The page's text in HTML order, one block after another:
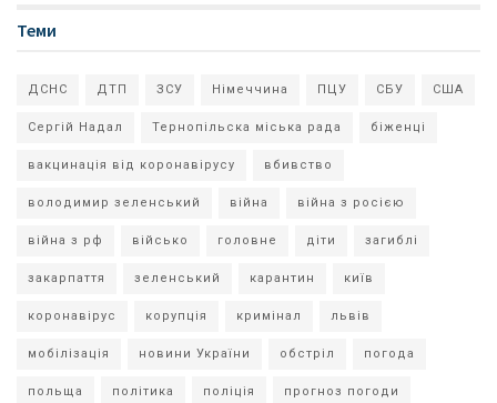
Теми
ДСНС ДТП ЗСУ Німеччина ПЦУ СБУ США
Сергій Надал Тернопільска міська рада біженці
вакцинація від коронавірусу вбивство
володимир зеленський війна війна з росією
війна з рф військо головне діти загиблі
закарпаття зеленський карантин київ
коронавірус корупція кримінал львів
мобілізація новини України обстріл погода
польща політика поліція прогноз погоди